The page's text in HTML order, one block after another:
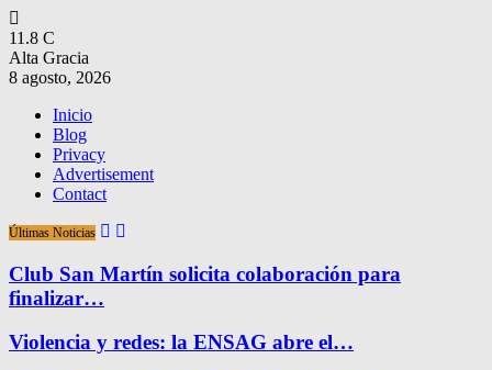
11.8 C
Alta Gracia
8 agosto, 2026
Inicio
Blog
Privacy
Advertisement
Contact
Últimas Noticias
Club San Martín solicita colaboración para
finalizar…
Violencia y redes: la ENSAG abre el…